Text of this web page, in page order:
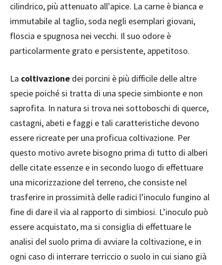
cilindrico, più attenuato all'apice. La carne è bianca e
immutabile al taglio, soda negli esemplari giovani,
floscia e spugnosa nei vecchi. Il suo odore è
particolarmente grato e persistente, appetitoso.
La coltivazione dei porcini è più difficile delle altre
specie poiché si tratta di una specie simbionte e non
saprofita. In natura si trova nei sottoboschi di querce,
castagni, abeti e faggi e tali caratteristiche devono
essere ricreate per una proficua coltivazione. Per
questo motivo avrete bisogno prima di tutto di alberi
delle citate essenze e in secondo luogo di effettuare
una micorizzazione del terreno, che consiste nel
trasferire in prossimità delle radici l’inoculo fungino al
fine di dare il via al rapporto di simbiosi. L’inoculo può
essere acquistato, ma si consiglia di effettuare le
analisi del suolo prima di avviare la coltivazione, e in
ogni caso di interrare terriccio o suolo in cui siano già